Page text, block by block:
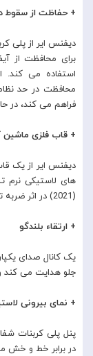
+ حفاظت از سقوط
دیفنس ایر از پلی
استفاده می کند.
فراهم می کند، در
+ قاب فلزی ماشین
دیفنس ایر از یک
(2021) در اثر ضربه تجربه می کند، جذب کرده و منحرف می کند.
+ ارتقاء بلندگو
یک کانال صدای
جلو هدایت می کند و
+ نمای بیرونی
پنل پلی کربنات
در برابر خط و خش